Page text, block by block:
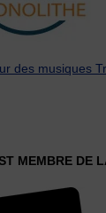
des musiques
MEMBRE DE